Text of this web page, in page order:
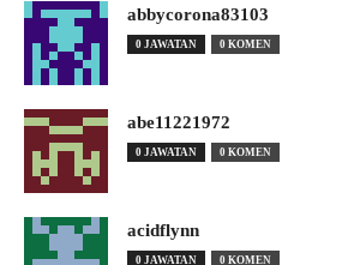
abbycorona83103
0 JAWATAN 0 KOMEN
abe11221972
0 JAWATAN 0 KOMEN
acidflynn
0 JAWATAN 0 KOMEN